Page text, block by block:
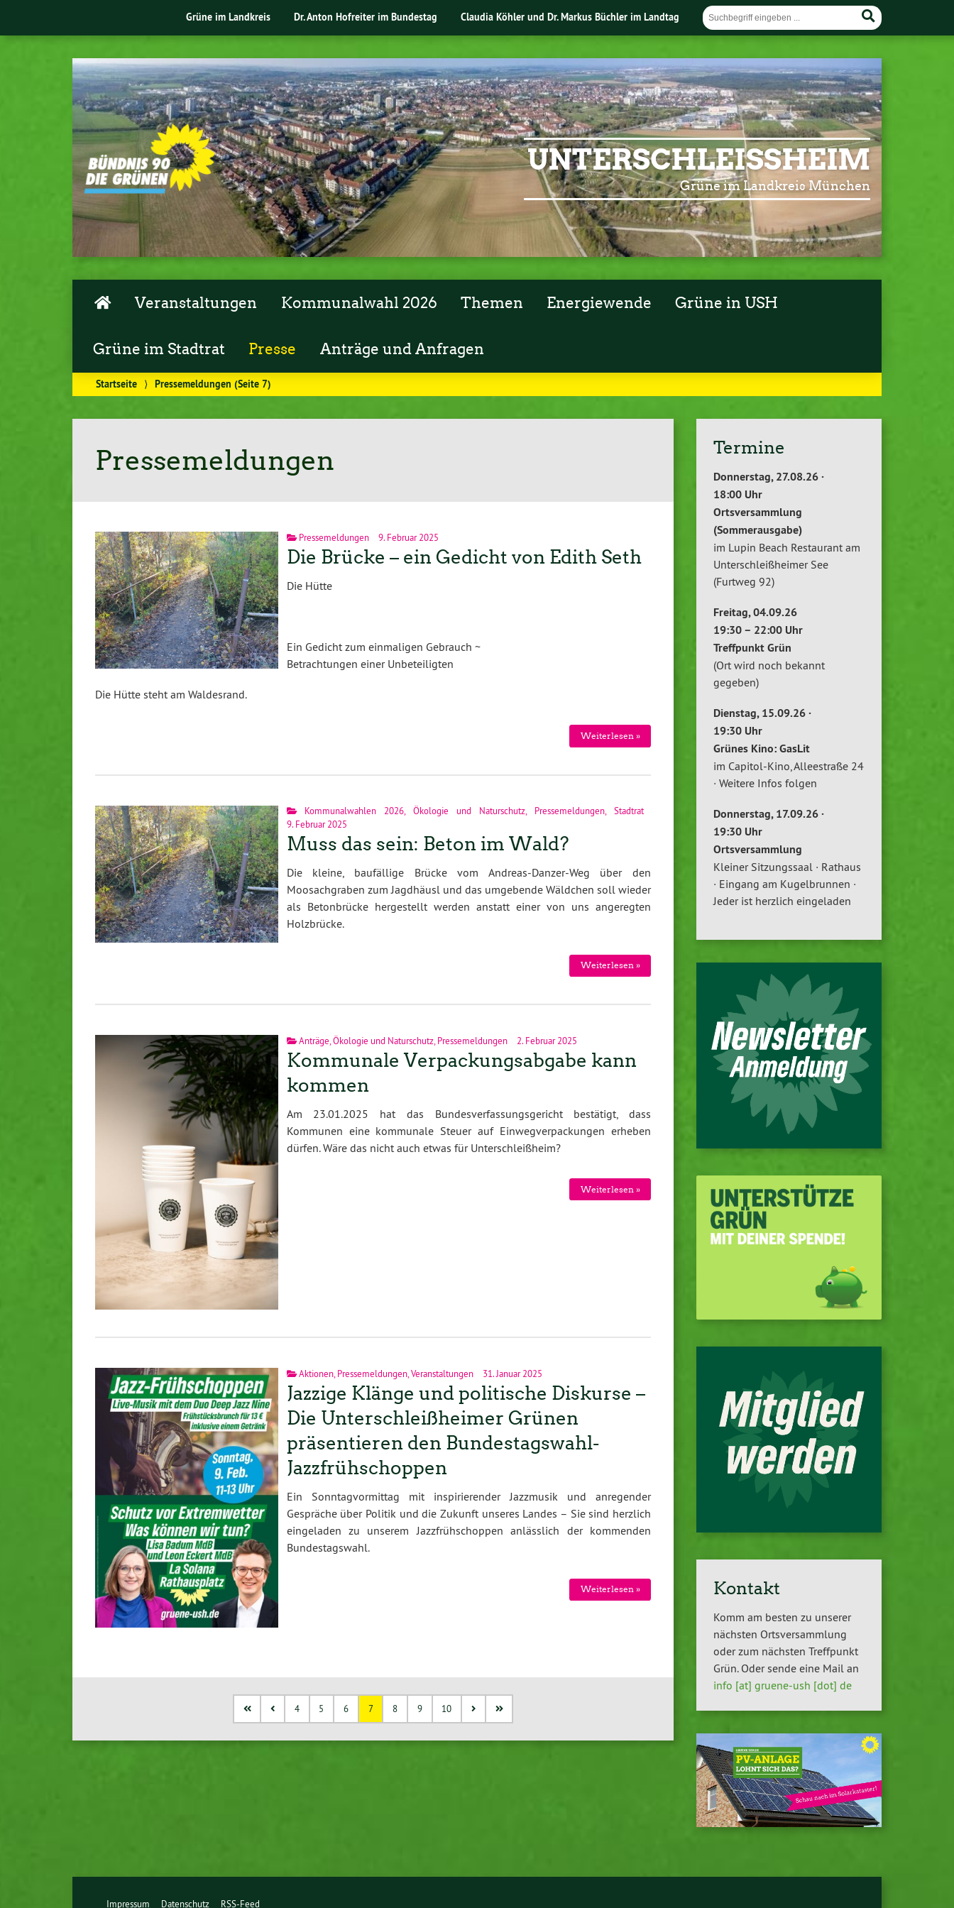
Grüne im Landkreis Dr. Anton Hofreiter im Bundestag Claudia Köhler und Dr. Markus Büchler im Landtag
UNTERSCHLEISSHEIM
Grüne im Landkreis München
Veranstaltungen Kommunalwahl 2026 Themen Energiewende Grüne in USH
Grüne im Stadtrat Presse Anträge und Anfragen
Startseite ⟩ Pressemeldungen (Seite 7)
Pressemeldungen
Pressemeldungen 9. Februar 2025
Die Brücke – ein Gedicht von Edith Seth
Die Hütte
Ein Gedicht zum einmaligen Gebrauch ~
Betrachtungen einer Unbeteiligten
Die Hütte steht am Waldesrand.
Weiterlesen »
Kommunalwahlen 2026, Ökologie und Naturschutz, Pressemeldungen,Stadtrat
9. Februar 2025
Muss das sein: Beton im Wald?
Die kleine, baufällige Brücke vom Andreas-Danzer-Weg über den
Moosachgraben zum Jagdhäusl und das umgebende Wäldchen soll wieder
als Betonbrücke hergestellt werden anstatt einer von uns angeregten
Holzbrücke.
Weiterlesen »
Anträge Ökologie und Naturschutz, Pressemeldungen 2. Februar 2025
Kommunale Verpackungsabgabe kann
kommen
Am 23.01.2025 hat das Bundesverfassungsgericht bestätigt, dass
Kommunen eine kommunale Steuer auf Einwegverpackungen erheben
dürfen. Wäre das nicht auch etwas für Unterschleißheim?
Weiterlesen »
Aktionen,Pressemeldungen,Veranstaltungen 31. Januar 2025
Jazzige Klänge und politische Diskurse –
Die Unterschleißheimer Grünen
präsentieren den Bundestagswahl-
Jazzfrühschoppen
Ein Sonntagvormittag mit inspirierender Jazzmusik und anregender
Gespräche über Politik und die Zukunft unseres Landes – Sie sind herzlich
eingeladen zu unserem Jazzfrühschoppen anlässlich der kommenden
Bundestagswahl.
Weiterlesen »
4 5 6 7 8 9 10
Termine
Donnerstag, 27.08.26 ·
18:00 Uhr
Ortsversammlung
(Sommerausgabe)
im Lupin Beach Restaurant am
Unterschleißheimer See
(Furtweg 92)
Freitag, 04.09.26
19:30 – 22:00 Uhr
Treffpunkt Grün
(Ort wird noch bekannt
gegeben)
Dienstag, 15.09.26 ·
19:30 Uhr
Grünes Kino: GasLit
im Capitol-Kino, Alleestraße 24
· Weitere Infos folgen
Donnerstag, 17.09.26 ·
19:30 Uhr
Ortsversammlung
Kleiner Sitzungssaal · Rathaus
· Eingang am Kugelbrunnen ·
Jeder ist herzlich eingeladen
Kontakt
Komm am besten zu unserer
nächsten Ortsversammlung
oder zum nächsten Treffpunkt
Grün. Oder sende eine Mail an
info [at] gruene-ush [dot] de
Impressum Datenschutz RSS-Feed